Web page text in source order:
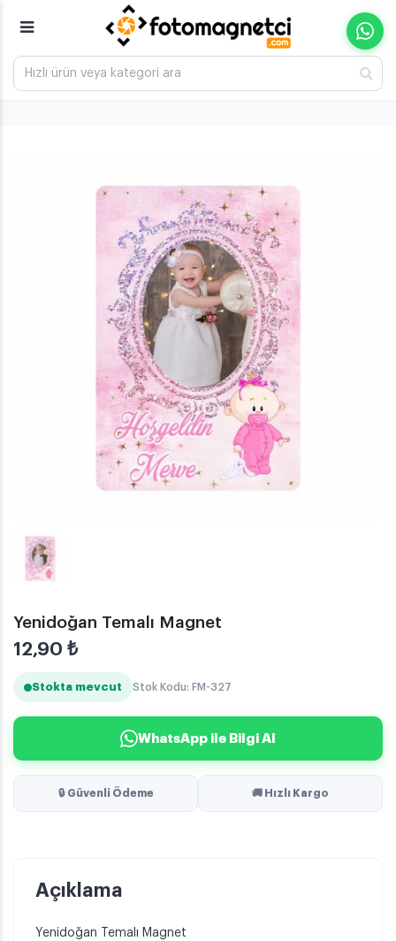
Yenidoğan Temalı Magnet
12,90 ₺
Stokta mevcut Stok Kodu: FM-327
WhatsApp ile Bilgi Al
🔒 Güvenli Ödeme 🚚 Hızlı Kargo
Açıklama
Yenidoğan Temalı Magnet